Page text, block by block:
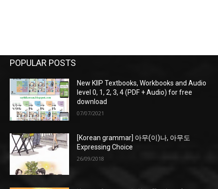
POPULAR POSTS
New KIIP Textbooks, Workbooks and Audio
level 0, 1, 2, 3, 4 (PDF + Audio) for free
download
07/07/2021
[Korean grammar] 아무(이)나, 아무도
Expressing Choice
26/09/2018